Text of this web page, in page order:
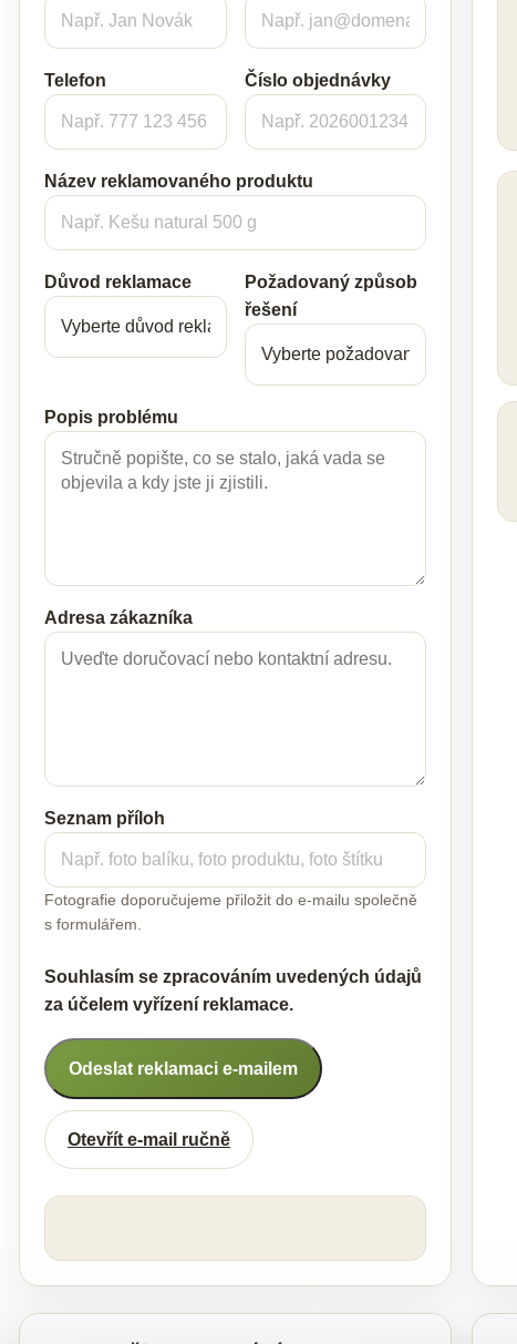
Telefon Číslo objednávky
Název reklamovaného produktu
Důvod reklamace
Požadovaný způsob
řešení
Popis problému
Adresa zákazníka
Seznam příloh
Fotografie doporučujeme přiložit do e-mailu společně
s formulářem.
Souhlasím se zpracováním uvedených údajů
za účelem vyřízení reklamace.
Odeslat reklamaci e-mailem
Otevřít e-mail ručně